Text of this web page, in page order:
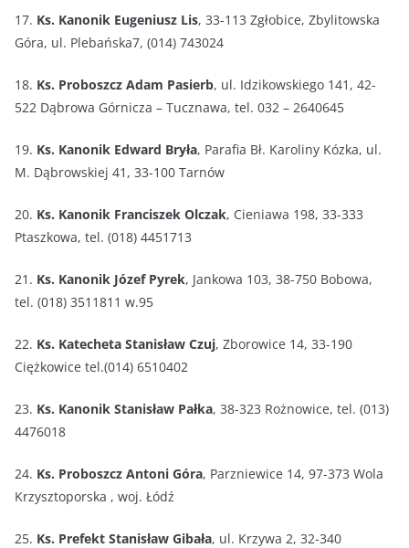
17. Ks. Kanonik Eugeniusz Lis, 33-113 Zgłobice, Zbylitowska
Góra, ul. Plebańska7, (014) 743024
18. Ks. Proboszcz Adam Pasierb, ul. Idzikowskiego 141, 42-
522 Dąbrowa Górnicza – Tucznawa, tel. 032 – 2640645
19. Ks. Kanonik Edward Bryła, Parafia Bł. Karoliny Kózka, ul.
M. Dąbrowskiej 41, 33-100 Tarnów
20. Ks. Kanonik Franciszek Olczak, Cieniawa 198, 33-333
Ptaszkowa, tel. (018) 4451713
21. Ks. Kanonik Józef Pyrek, Jankowa 103, 38-750 Bobowa,
tel. (018) 3511811 w.95
22. Ks. Katecheta Stanisław Czuj, Zborowice 14, 33-190
Ciężkowice tel.(014) 6510402
23. Ks. Kanonik Stanisław Pałka, 38-323 Rożnowice, tel. (013)
4476018
24. Ks. Proboszcz Antoni Góra, Parzniewice 14, 97-373 Wola
Krzysztoporska , woj. Łódź
25. Ks. Prefekt Stanisław Gibała, ul. Krzywa 2, 32-340